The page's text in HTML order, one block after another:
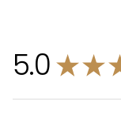
5.0 ★★